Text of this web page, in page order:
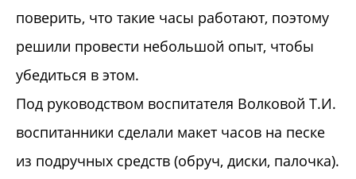
поверить, что такие часы работают, поэтому
решили провести небольшой опыт, чтобы
убедиться в этом.
Под руководством воспитателя Волковой Т.И.
воспитанники сделали макет часов на песке
из подручных средств (обруч, диски, палочка).